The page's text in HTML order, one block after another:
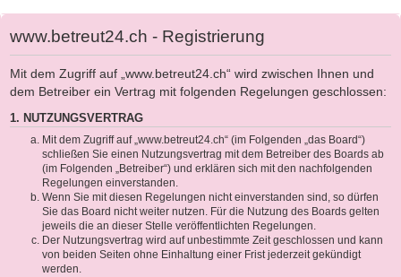
www.betreut24.ch - Registrierung
Mit dem Zugriff auf „www.betreut24.ch“ wird zwischen Ihnen und
dem Betreiber ein Vertrag mit folgenden Regelungen geschlossen:
1. NUTZUNGSVERTRAG
Mit dem Zugriff auf „www.betreut24.ch“ (im Folgenden „das Board“)
schließen Sie einen Nutzungsvertrag mit dem Betreiber des Boards ab
(im Folgenden „Betreiber“) und erklären sich mit den nachfolgenden
Regelungen einverstanden.
Wenn Sie mit diesen Regelungen nicht einverstanden sind, so dürfen
Sie das Board nicht weiter nutzen. Für die Nutzung des Boards gelten
jeweils die an dieser Stelle veröffentlichten Regelungen.
Der Nutzungsvertrag wird auf unbestimmte Zeit geschlossen und kann
von beiden Seiten ohne Einhaltung einer Frist jederzeit gekündigt
werden.